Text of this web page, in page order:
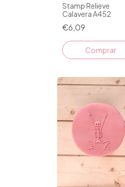
Stamp Relieve
Calavera A452
€6,09